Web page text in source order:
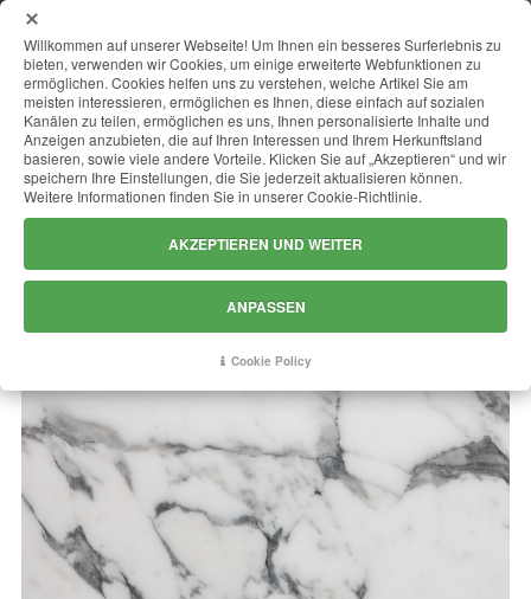
ARABESCATO CERVAIOLE
Willkommen auf unserer Webseite! Um Ihnen ein besseres Surferlebnis zu
bieten, verwenden wir Cookies, um einige erweiterte Webfunktionen zu
ermöglichen. Cookies helfen uns zu verstehen, welche Artikel Sie am
meisten interessieren, ermöglichen es Ihnen, diese einfach auf sozialen
Kanälen zu teilen, ermöglichen es uns, Ihnen personalisierte Inhalte und
Anzeigen anzubieten, die auf Ihren Interessen und Ihrem Herkunftsland
basieren, sowie viele andere Vorteile. Klicken Sie auf „Akzeptieren“ und wir
speichern Ihre Einstellungen, die Sie jederzeit aktualisieren können.
Weitere Informationen finden Sie in unserer Cookie-Richtlinie.
AKZEPTIEREN UND WEITER
ANPASSEN
Cookie Policy